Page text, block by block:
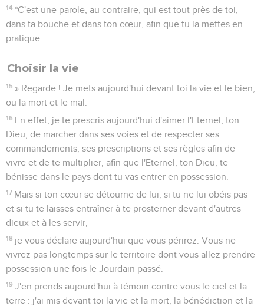
14 *C'est une parole, au contraire, qui est tout près de toi,
dans ta bouche et dans ton cœur, afin que tu la mettes en
pratique.
Choisir la vie
15 » Regarde ! Je mets aujourd'hui devant toi la vie et le bien,
ou la mort et le mal.
16 En effet, je te prescris aujourd'hui d'aimer l'Eternel, ton
Dieu, de marcher dans ses voies et de respecter ses
commandements, ses prescriptions et ses règles afin de
vivre et de te multiplier, afin que l'Eternel, ton Dieu, te
bénisse dans le pays dont tu vas entrer en possession.
17 Mais si ton cœur se détourne de lui, si tu ne lui obéis pas
et si tu te laisses entraîner à te prosterner devant d'autres
dieux et à les servir,
18 je vous déclare aujourd'hui que vous périrez. Vous ne
vivrez pas longtemps sur le territoire dont vous allez prendre
possession une fois le Jourdain passé.
19 J'en prends aujourd'hui à témoin contre vous le ciel et la
terre : j'ai mis devant toi la vie et la mort, la bénédiction et la